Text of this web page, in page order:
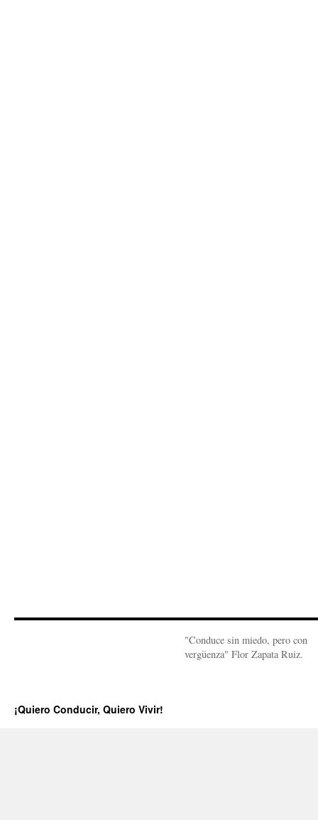
"Conduce sin miedo, pero con
vergüenza" Flor Zapata Ruiz.
¡Quiero Conducir, Quiero Vivir!